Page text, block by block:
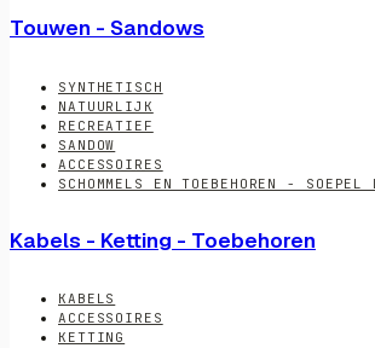
Touwen - Sandows
SYNTHETISCH
NATUURLIJK
RECREATIEF
SANDOW
ACCESSOIRES
SCHOMMELS EN TOEBEHOREN - SOEPEL
Kabels - Ketting - Toebehoren
KABELS
ACCESSOIRES
KETTING